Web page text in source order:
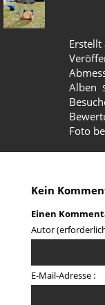
Erstellt
Alben
Foto
Kein
Einen
Autor
E-Mail-Adresse :